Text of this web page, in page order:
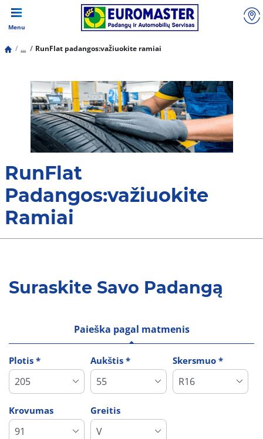
Menu
... RunFlat padangos:važiuokite ramiai
RunFlat
Padangos:važiuokite
Ramiai
Suraskite Savo Padangą
Paieška pagal matmenis
Plotis * Aukštis * Skersmuo *
Krovumas Greitis